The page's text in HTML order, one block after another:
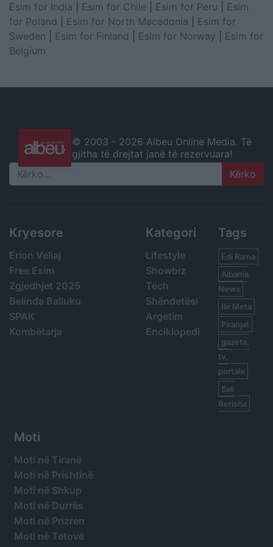
Esim for India
Esim for Chile Esim for Peru
Esim
for Poland
Esim for North Macedonia
Esim for
Sweden
Esim for Finland Esim for Norway
Esim for
Belgium
© 2003 - 2026 Albeu Online Media. Të
gjitha të drejtat janë të rezervuara!
Search
Kryesore
Erion Veliaj
Free Esim
Zgjedhjet 2025
Belinda Balluku
SPAK
Kombëtarja
Kategori
Lifestyle
Showbiz
Tech
Shëndetësi
Argetim
Enciklopedi
Tags
Edi Rama
Albania
News
Ilir Meta
Piranjat
gazeta,
tv,
portale
Sali
Berisha
Moti
Moti në Tiranë
Moti në Prishtinë
Moti në Shkup
Moti në Durrës
Moti në Prizren
Moti në Tetovë